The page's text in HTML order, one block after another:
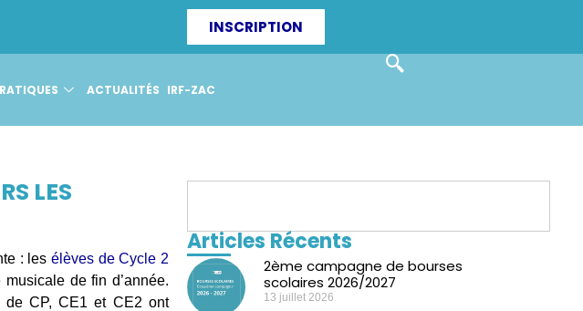
INSCRIPTION
ACTUALITÉS IRF-ZAC
LES
: les élèves de Cycle 2
de fin d’année.
de CP, CE1 et CE2 ont
Articles Récents
2ème campagne de bourses
scolaires 2026/2027
13 juillet 2026